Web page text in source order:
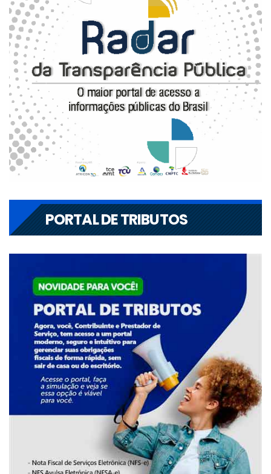
PORTAL DE TRIBUTOS